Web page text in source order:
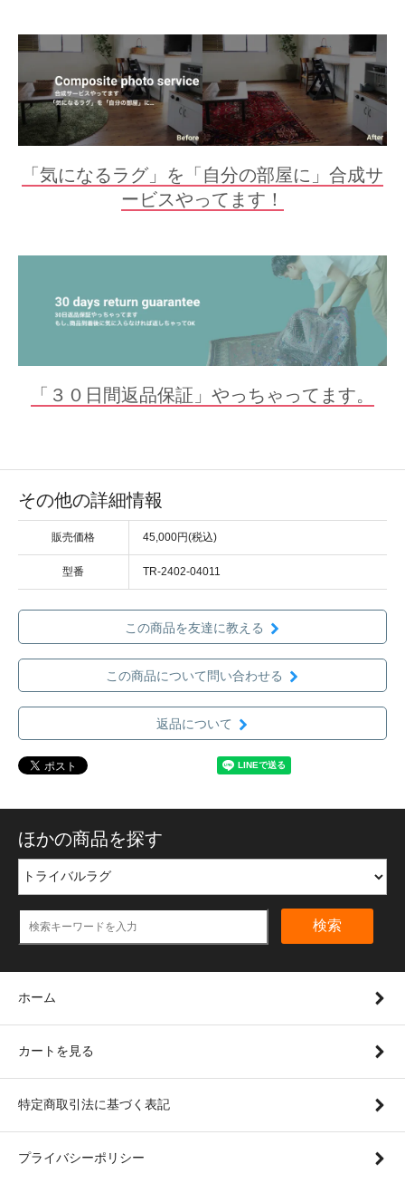
「気になるラグ」を「自分の部屋に」合成サ
ービスやってます！
「３０日間返品保証」やっちゃってます。
その他の詳細情報
販売価格 45,000円(税込)
型番 TR-2402-04011
この商品を友達に教える
この商品について問い合わせる
返品について
ほかの商品を探す
検索
ホーム
カートを見る
特定商取引法に基づく表記
プライバシーポリシー